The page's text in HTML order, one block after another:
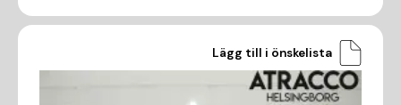
Lägg till i önskelista